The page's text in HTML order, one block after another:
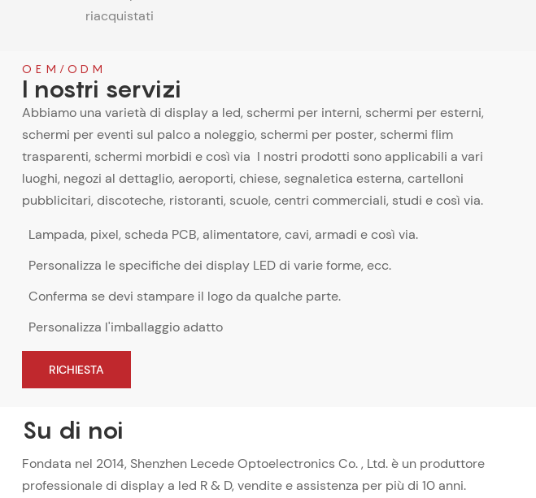
riacquistati
OEM/ODM
I nostri servizi
Abbiamo una varietà di display a led, schermi per interni, schermi per esterni,
schermi per eventi sul palco a noleggio, schermi per poster, schermi flim
trasparenti, schermi morbidi e così via I nostri prodotti sono applicabili a vari
luoghi, negozi al dettaglio, aeroporti, chiese, segnaletica esterna, cartelloni
pubblicitari, discoteche, ristoranti, scuole, centri commerciali, studi e così via.
Lampada, pixel, scheda PCB, alimentatore, cavi, armadi e così via.
Personalizza le specifiche dei display LED di varie forme, ecc.
Conferma se devi stampare il logo da qualche parte.
Personalizza l'imballaggio adatto
RICHIESTA
Su di noi
Fondata nel 2014, Shenzhen Lecede Optoelectronics Co. , Ltd. è un produttore
professionale di display a led R & D, vendite e assistenza per più di 10 anni.